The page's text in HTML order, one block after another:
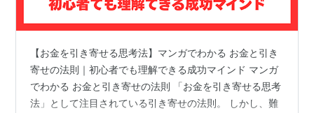
【お金を引き寄せる思考法】マンガでわかる お金と引き
寄せの法則｜初心者でも理解できる成功マインド マンガ
でわかる お金と引き寄せの法則 「お金を引き寄せる思考
法」として注目されている引き寄せの法則。 しかし、難